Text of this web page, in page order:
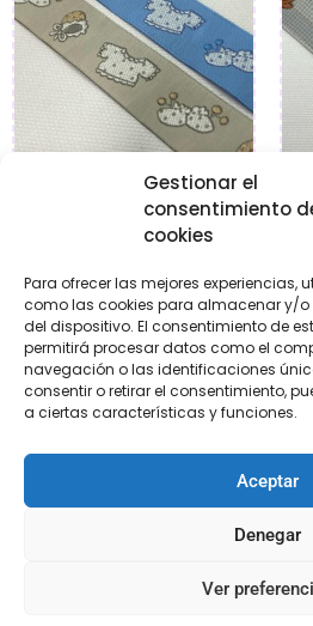
Gestionar el
consentimiento
cookies
Para ofrecer las mejores experiencias,
como las cookies para almacenar y/
del dispositivo. El consentimiento de
permitirá procesar datos como el
navegación o las identificaciones
consentir o retirar el consentimiento,
a ciertas características y funciones.
Aceptar
Denegar
Ver
Greca fantasía
2,95
Seleccionar
opciones